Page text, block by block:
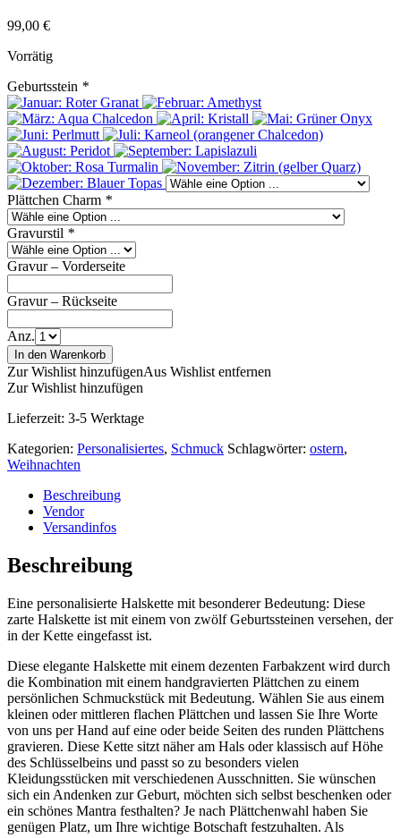
99,00 €
Vorrätig
Geburtsstein *
Plättchen Charm *
Gravurstil *
Gravur – Vorderseite
Gravur – Rückseite
Anz.
In den Warenkorb
Zur Wishlist hinzufügenAus Wishlist entfernen
Zur Wishlist hinzufügen
Lieferzeit: 3-5 Werktage
Kategorien: Personalisiertes, Schmuck Schlagwörter: ostern,
Weihnachten
Beschreibung
Vendor
Versandinfos
Beschreibung
Eine personalisierte Halskette mit besonderer Bedeutung: Diese
zarte Halskette ist mit einem von zwölf Geburtssteinen versehen, der
in der Kette eingefasst ist.
Diese elegante Halskette mit einem dezenten Farbakzent wird durch
die Kombination mit einem handgravierten Plättchen zu einem
persönlichen Schmuckstück mit Bedeutung. Wählen Sie aus einem
kleinen oder mittleren flachen Plättchen und lassen Sie Ihre Worte
von uns per Hand auf eine oder beide Seiten des runden Plättchens
gravieren. Diese Kette sitzt näher am Hals oder klassisch auf Höhe
des Schlüsselbeins und passt so zu besonders vielen
Kleidungsstücken mit verschiedenen Ausschnitten. Sie wünschen
sich ein Andenken zur Geburt, möchten sich selbst beschenken oder
ein schönes Mantra festhalten? Je nach Plättchenwahl haben Sie
genügen Platz, um Ihre wichtige Botschaft festzuhalten. Als